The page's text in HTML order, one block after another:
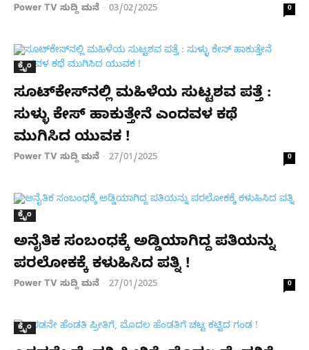
Power TV ಸುದ್ದಿ ಮನೆ - 03/02/2025 0
ಕ್ರೈಂ
ಸೂಟ್​ಕೇಸ್​ನಲ್ಲಿ ಮಹಿಳೆಯ ಸುಟ್ಟಶವ ಪತ್ತೆ :
ಸುಳ್ಳು ಕೇಸ್​ ಹಾಕುತ್ತೇನೆ ಎಂದವಳ ಕಥೆ
ಮುಗಿಸಿದ ಯುವಕ !
Power TV ಸುದ್ದಿ ಮನೆ - 27/01/2025 0
ಕ್ರೈಂ
ಅನೈತಿಕ ಸಂಬಂಧಕ್ಕೆ ಅಡ್ಡಿಯಾಗಿದ್ದ ಪತಿಯನ್ನು
ಪರಲೋಕಕ್ಕೆ ಕಳುಹಿಸಿದ ಪತ್ನಿ !
Power TV ಸುದ್ದಿ ಮನೆ - 27/01/2025 0
ಕ್ರೈಂ